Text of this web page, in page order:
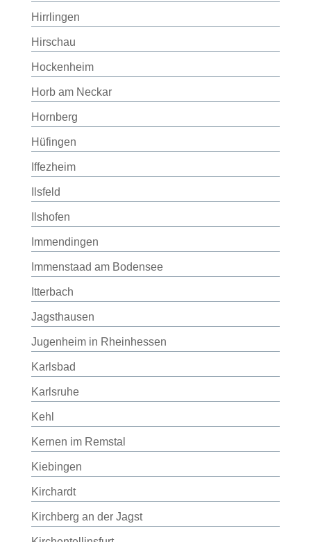
Hirrlingen
Hirschau
Hockenheim
Horb am Neckar
Hornberg
Hüfingen
Iffezheim
Ilsfeld
Ilshofen
Immendingen
Immenstaad am Bodensee
Itterbach
Jagsthausen
Jugenheim in Rheinhessen
Karlsbad
Karlsruhe
Kehl
Kernen im Remstal
Kiebingen
Kirchardt
Kirchberg an der Jagst